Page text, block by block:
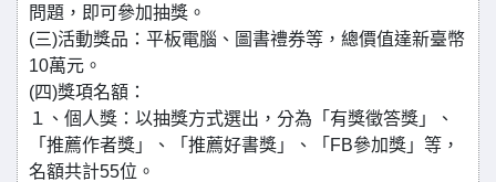
問題，即可參加抽獎。
(三)活動獎品：平板電腦、圖書禮券等，總價值達新臺幣
10萬元。
(四)獎項名額：
１、個人獎：以抽獎方式選出，分為「有獎徵答獎」、
「推薦作者獎」、「推薦好書獎」、「FB參加獎」等，
名額共計55位。